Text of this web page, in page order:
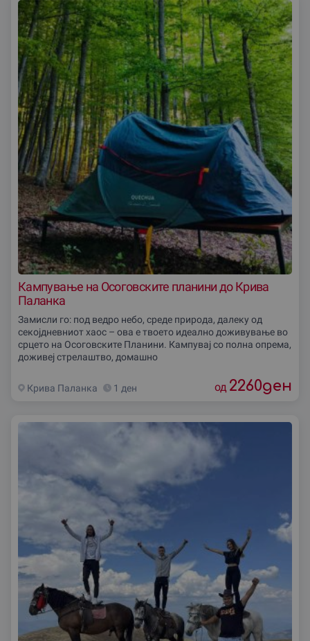
Кампување на Осоговските планини до Крива
Паланка
Замисли го: под ведро небо, среде природа, далеку од
секојдневниот хаос – ова е твоето идеално доживување во
срцето на Осоговските Планини. Кампувај со полна опрема,
доживеј стрелаштво, домашно
Крива Паланка 1 ден од 2260ден